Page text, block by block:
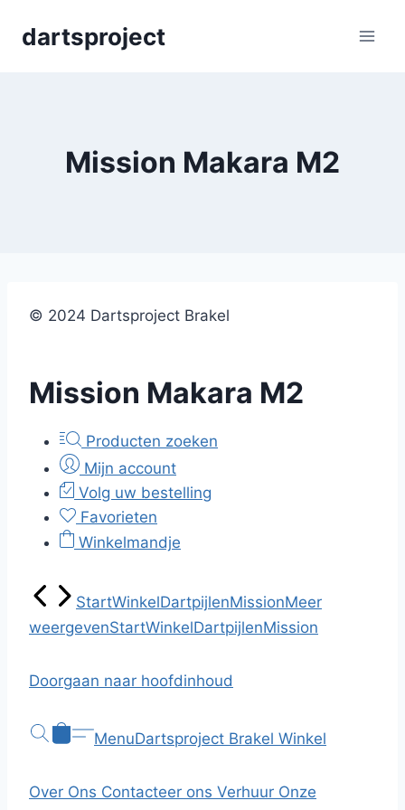
dartsproject
Mission Makara M2
© 2024 Dartsproject Brakel
Mission Makara M2
Producten zoeken
Mijn account
Volg uw bestelling
Favorieten
Winkelmandje
StartWinkelDartpijlenMissionMeer
weergevenStartWinkelDartpijlenMission
Doorgaan naar hoofdinhoud
MenuDartsproject Brakel Winkel
Over Ons Contacteer ons Verhuur Onze